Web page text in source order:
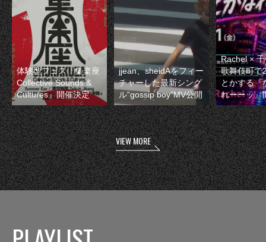
体験型フェス『集楽座
Collective Sounds &
Cultures』開催決定
jjean、sheidAをフィー
チャーした最新シング
ル“gossip boy”MV公開
Rachel ×
歌舞伎町で
とかする『
れーーッ』
VIEW MORE